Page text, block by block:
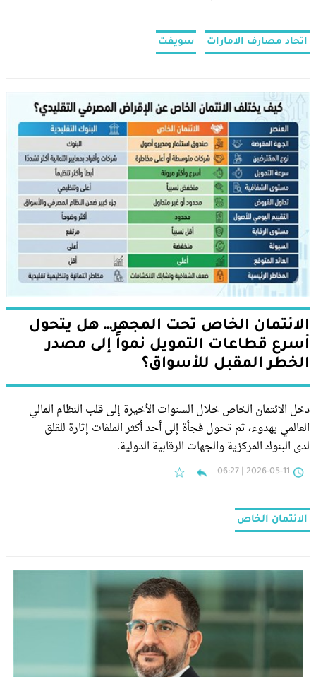
اتحاد مصارف الامارات سويفت
الائتمان الخاص تحت المجهر… هل يتحول
أسرع قطاعات التمويل نمواً إلى مصدر
الخطر المقبل للأسواق؟
دخل الائتمان الخاص خلال السنوات الأخيرة إلى قلب النظام المالي
العالمي بهدوء، ثم تحول فجأة إلى أحد أكثر الملفات إثارة للقلق
لدى البنوك المركزية والجهات الرقابية الدولية.
2026-05-11 | 06:27
الائتمان الخاص